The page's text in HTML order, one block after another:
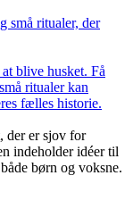
små ritualer, der
blive husket. Få
ritualer kan
fælles historie.
der er sjov for
indeholder idéer til
børn og voksne.